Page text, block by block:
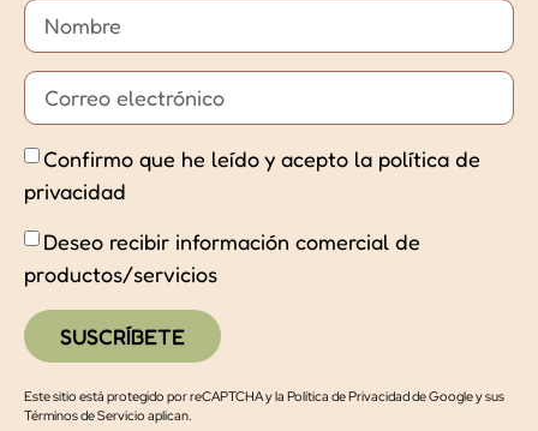
Confirmo que he leído y acepto la política de
privacidad
Deseo recibir información comercial de
productos/servicios
SUSCRÍBETE
Este sitio está protegido por reCAPTCHA y la Política de Privacidad de Googleysus
Términos de Servicio aplican.